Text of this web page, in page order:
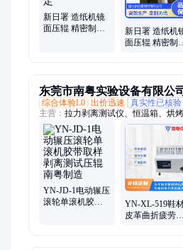
新日署 造纸机镜
面压辊 精密制造
新日署 造纸机
面压辊 精密制造
东莞市南粤实验设备有限公司
综合体验L0 出价迅速 真实性已核验
主营： 拉力剥离测试仪、恒温箱、烘
计、水分测定仪、酒精摩擦仪、压力
YN-JD-1电动辗压
滚轮单滚机胶带
YN-XL-519鞋
皮革曲折疲劳弯